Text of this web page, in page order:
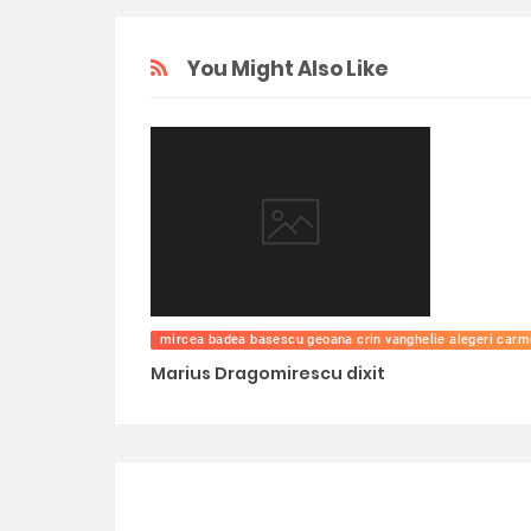
You Might Also Like
mircea badea basescu geoana crin vanghelie alegeri
Marius Dragomirescu dixit